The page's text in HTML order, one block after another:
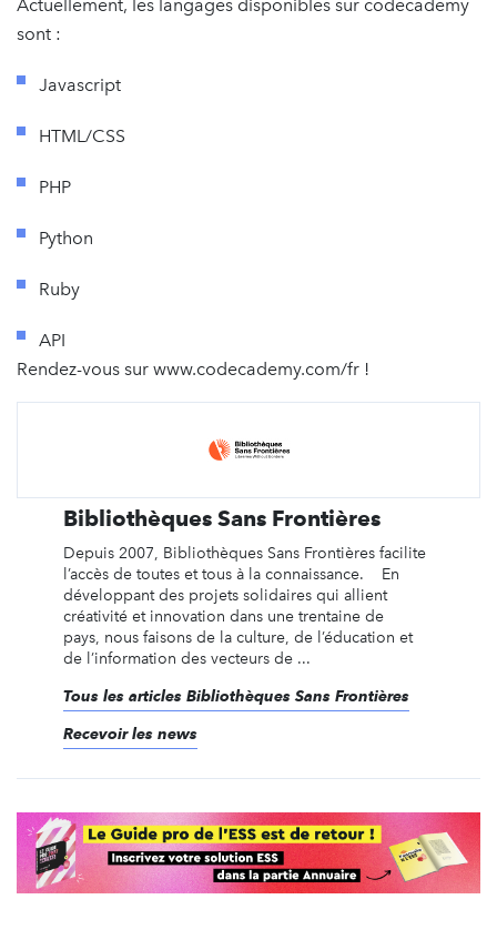
Actuellement, les langages disponibles sur codecademy
sont :
Javascript
HTML/CSS
PHP
Python
Ruby
API
Rendez-vous sur www.codecademy.com/fr !
Bibliothèques Sans Frontières
Depuis 2007, Bibliothèques Sans Frontières facilite
l’accès de toutes et tous à la connaissance. En
développant des projets solidaires qui allient
créativité et innovation dans une trentaine de
pays, nous faisons de la culture, de l’éducation et
de l’information des vecteurs de ...
Tous les articles Bibliothèques Sans Frontières
Recevoir les news